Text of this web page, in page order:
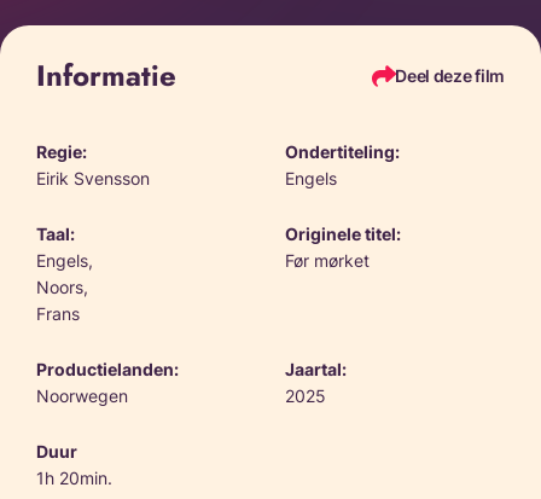
Informatie Deel deze film
Regie:
Eirik Svensson
Ondertiteling:
Engels
Taal:
Engels,
Noors,
Frans
Originele titel:
Før mørket
Productielanden:
Noorwegen
Jaartal:
2025
Duur
1h 20min.